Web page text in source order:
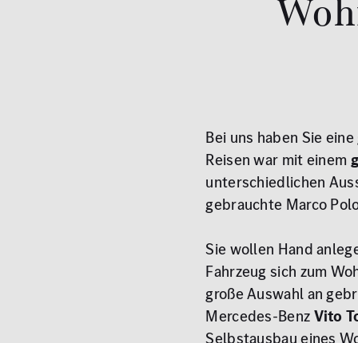
Bei uns haben Sie
Reisen war mit einem
unterschiedlichen
gebrauchte Marco
Sie wollen Hand
Fahrzeug sich zum
große Auswahl an
Mercedes-BenzVito
Selbstausbau eines